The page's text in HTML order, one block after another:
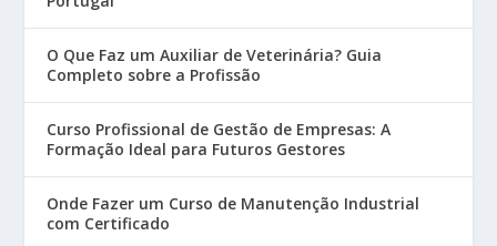
O Que Faz um Auxiliar de Veterinária? Guia
Completo sobre a Profissão
Curso Profissional de Gestão de Empresas: A
Formação Ideal para Futuros Gestores
Onde Fazer um Curso de Manutenção Industrial
com Certificado